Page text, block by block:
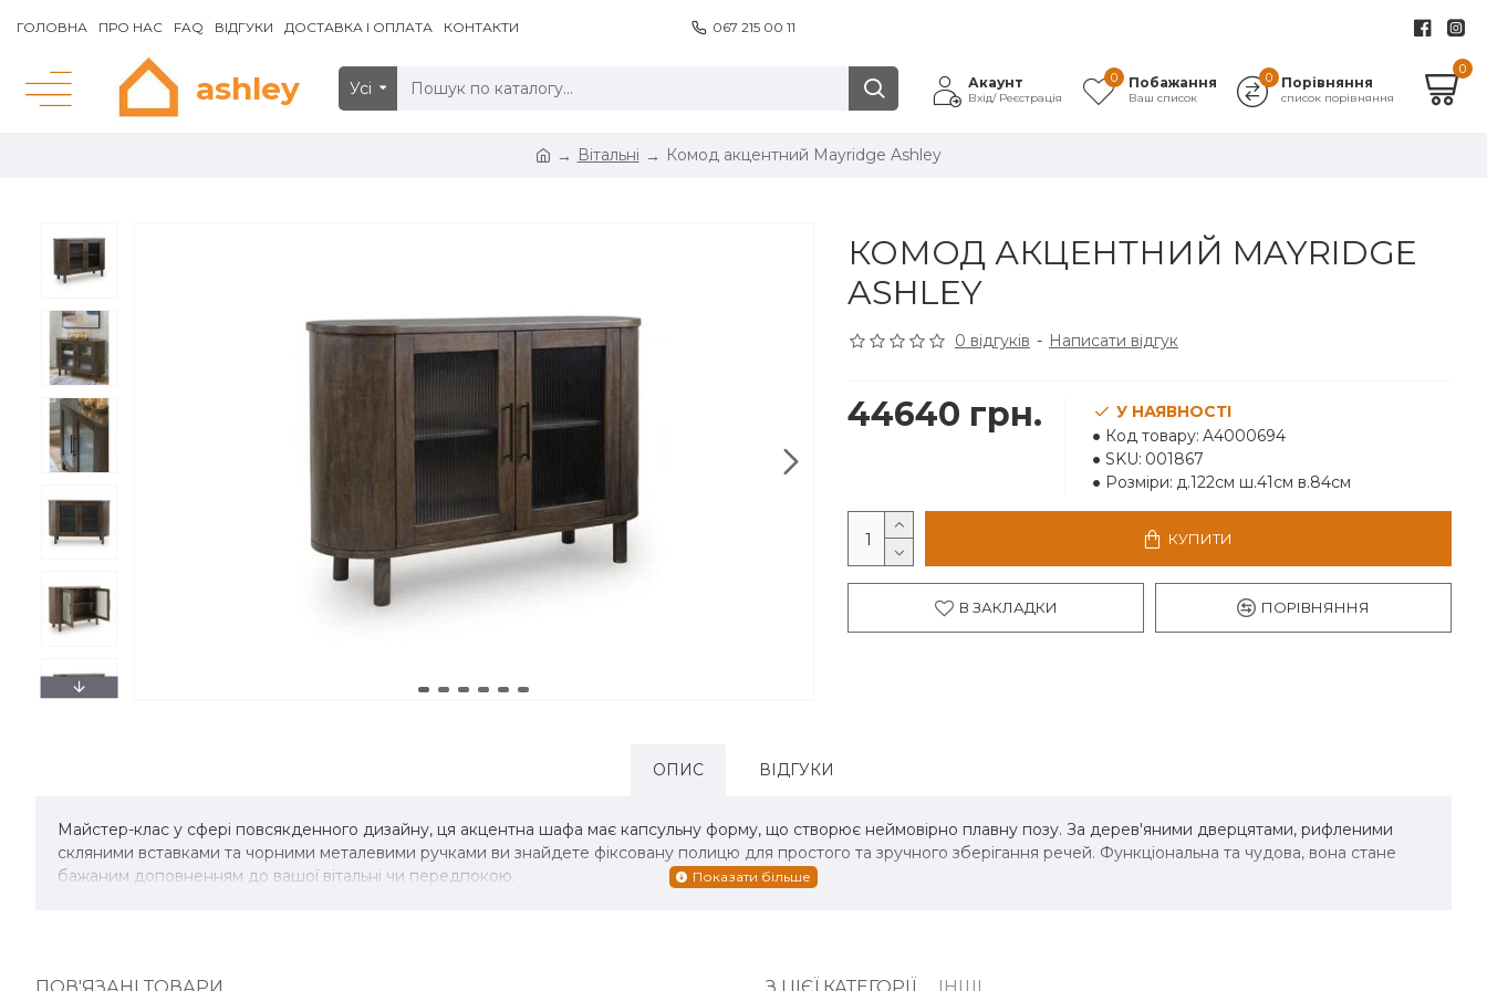
ГОЛОВНА ПРО НАС FAQ ВІДГУКИ ДОСТАВКА І ОПЛАТА КОНТАКТИ 067 215 00 11
ashley Усі Акаунт
Вхід/ Реєстрація
Побажання
Ваш список
0 Порівняння
список порівняння
0
0
Вітальні Комод акцентний Mayridge Ashley
КОМОД АКЦЕНТНИЙ MAYRIDGE
ASHLEY
0 відгуків - Написати відгук
44640 грн.
У НАЯВНОСТІ
Код товару: A4000694
SKU: 001867
Розміри: д.122см ш.41см в.84см
КУПИТИ
В ЗАКЛАДКИ ПОРІВНЯННЯ
ОПИС ВІДГУКИ
Майстер-клас у сфері повсякденного дизайну, ця акцентна шафа має капсульну форму, що створює неймовірно плавну позу. За дерев'яними дверцятами, рифленими
скляними вставками та чорними металевими ручками ви знайдете фіксовану полицю для простого та зручного зберігання речей. Функціональна та чудова, вона стане
бажаним доповненням до вашої вітальні чи передпокою.